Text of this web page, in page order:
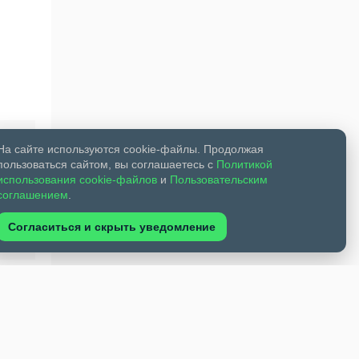
сайте используются cookie-файлы. Продолжая
сайтом, вы соглашаетесь с Политикой
cookie-файлов и Пользовательским
Согласиться и скрыть уведомление